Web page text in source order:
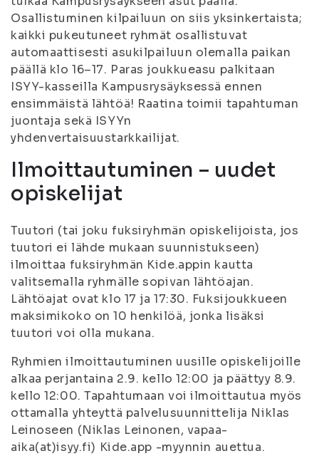
Osallistuminen kilpailuun on siis yksinkertaista;
kaikki pukeutuneet ryhmät osallistuvat
automaattisesti asukilpailuun olemalla paikan
päällä klo 16–17. Paras joukkueasu palkitaan
ISYY-kasseilla Kampusrysäyksessä ennen
ensimmäistä lähtöä! Raatina toimii tapahtuman
juontaja sekä ISYYn
yhdenvertaisuustarkkailijat.
Ilmoittautuminen – uudet
opiskelijat
Tuutori (tai joku fuksiryhmän opiskelijoista, jos
tuutori ei lähde mukaan suunnistukseen)
ilmoittaa fuksiryhmän Kide.appin kautta
valitsemalla ryhmälle sopivan lähtöajan.
Lähtöajat ovat klo 17 ja 17:30. Fuksijoukkueen
maksimikoko on 10 henkilöä, jonka lisäksi
tuutori voi olla mukana.
Ryhmien ilmoittautuminen uusille opiskelijoille
alkaa perjantaina 2.9. kello 12:00 ja päättyy 8.9.
kello 12:00. Tapahtumaan voi ilmoittautua myös
ottamalla yhteyttä palvelusuunnittelija Niklas
Leinoseen (Niklas Leinonen, vapaa-
aika(at)isyy.fi) Kide.app -myynnin auettua.